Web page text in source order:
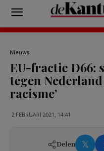
Nieuws
EU-fractie D66:
tegen
racisme’
2 FEBRUARI 2021, 14:41
Delen 𝕏